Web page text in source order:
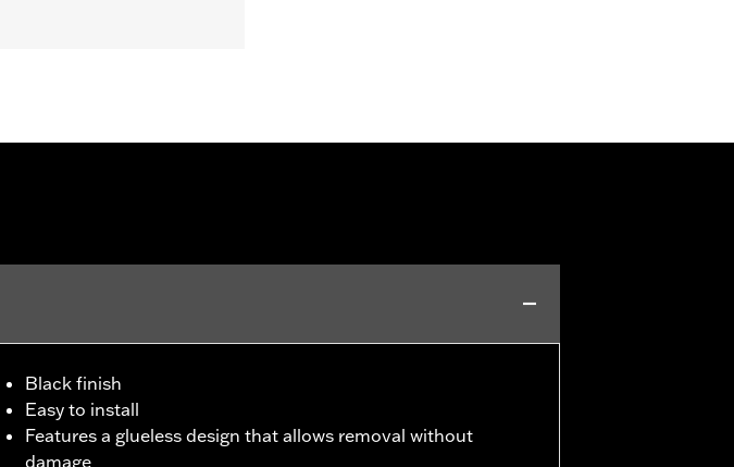
Black finish
Easy to install
Features a glueless design that allows removal without
damage